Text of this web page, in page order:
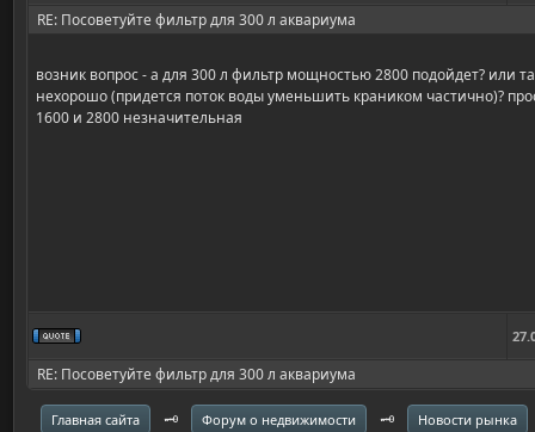
RE: Посоветуйте фильтр для 300 л аквариума
возник вопрос - а для 300 л фильтр мощностью 2800 подойдет? или
нехорошо (придется поток воды уменьшить краником частично)?
1600 и 2800 незначительная
RE: Посоветуйте фильтр для 300 л аквариума
Главная сайта 🗝️ Форум о недвижимости 🗝️ Новости рынка